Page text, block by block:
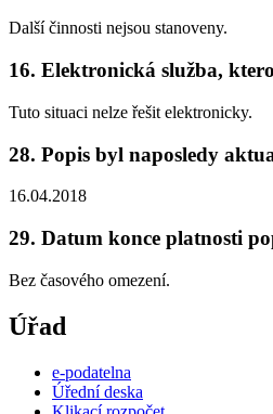
Další činnosti nejsou stanoveny.
16. Elektronická služba,
Tuto situaci nelze řešit elektronicky.
28. Popis byl naposledy
16.04.2018
29. Datum konce platnosti
Bez časového omezení.
Úřad
e-podatelna
Úřední deska